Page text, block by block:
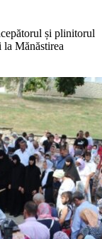
și plinitorul
Mănăstirea